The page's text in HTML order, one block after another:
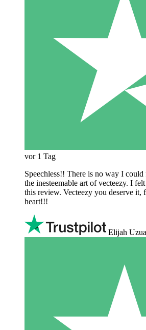
vor 1 Tag
Speechless!! There is no way I
the inesteemable art of vecteezy. I
this review. Vecteezy you deserve it,
heart!!!
Elijah